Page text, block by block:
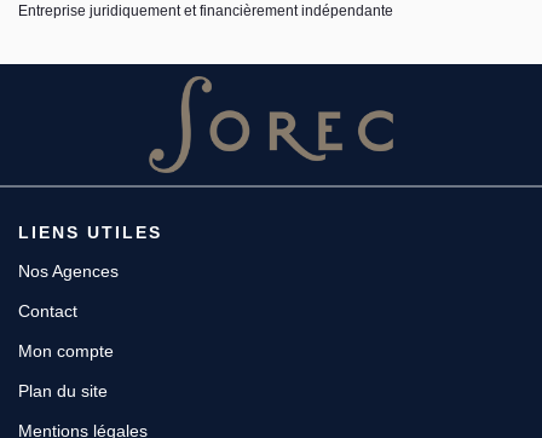
Entreprise juridiquement et financièrement indépendante
LIENS UTILES
Nos Agences
Contact
Mon compte
Plan du site
Mentions légales